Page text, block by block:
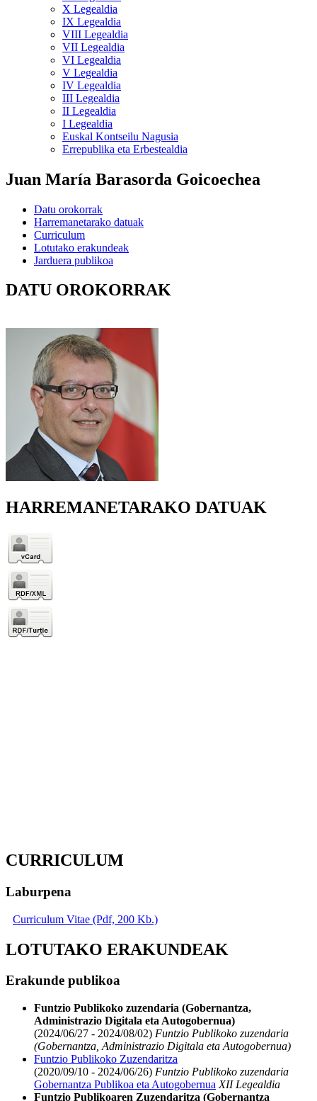
X Legealdia
IX Legealdia
VIII Legealdia
VII Legealdia
VI Legealdia
V Legealdia
IV Legealdia
III Legealdia
II Legealdia
I Legealdia
Euskal Kontseilu Nagusia
Errepublika eta Erbestealdia
Juan María Barasorda Goicoechea
Datu orokorrak
Harremanetarako datuak
Curriculum
Lotutako erakundeak
Jarduera publikoa
DATU OROKORRAK
HARREMANETARAKO DATUAK
CURRICULUM
Laburpena
Curriculum Vitae (Pdf, 200 Kb.)
LOTUTAKO ERAKUNDEAK
Erakunde publikoa
Funtzio Publikoko zuzendaria (Gobernantza,
Administrazio Digitala eta Autogobernua)
(2024/06/27 - 2024/08/02) Funtzio Publikoko zuzendaria
(Gobernantza, Administrazio Digitala eta Autogobernua)
Funtzio Publikoko Zuzendaritza
(2020/09/10 - 2024/06/26) Funtzio Publikoko zuzendaria
Gobernantza Publikoa eta Autogobernua XII Legealdia
Funtzio Publikoaren Zuzendaritza (Gobernantza